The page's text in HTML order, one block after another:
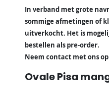
In verband met grote
sommige afmetingen of
uitverkocht. Het is
bestellen als pre-order.
Neem contact met ons
Ovale Pisa